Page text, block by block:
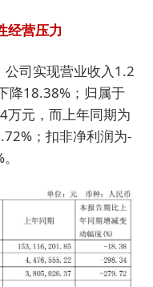
经营压力
司实现营业收入1.2
降18.38%；归属于
万元，而上年同期为
；扣非净利润为-